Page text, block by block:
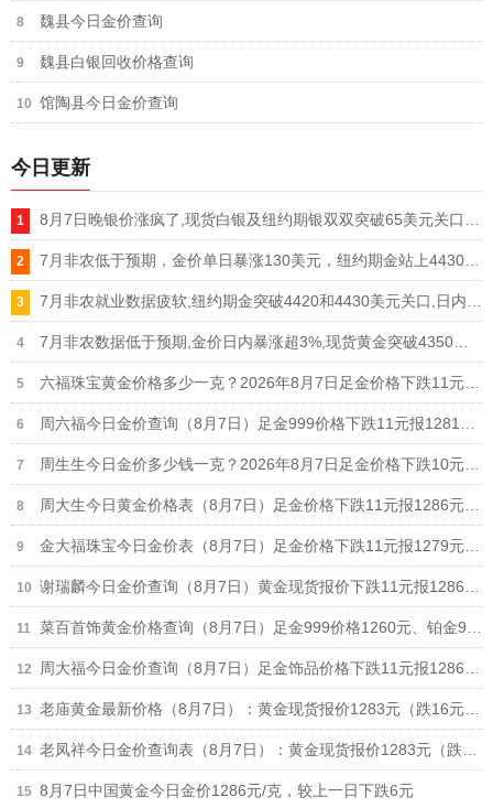
魏县今日金价查询
魏县白银回收价格查询
馆陶县今日金价查询
今日更新
8月7日中国黄金今日金价1286元/克，较上一日下跌6元